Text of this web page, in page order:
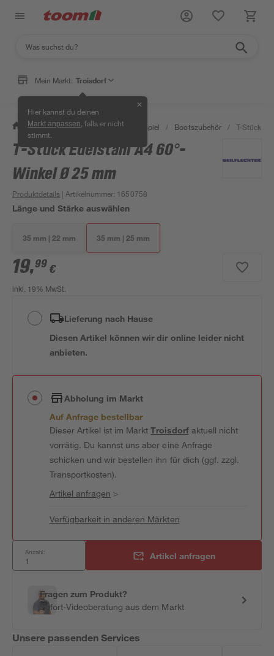
Mein Markt: Troisdorf
Hier kannst du deinen
Markt anpassen , falls er nicht
stimmt.
✕
/ Garten & Freizeit / Outdoor & Spiel / Bootszubehör / T-Stück
T-Stück Edelstahl A4 60°-
Winkel Ø 25 mm
Produktdetails | Artikelnummer: 1650758
Länge und Stärke auswählen
35 mm | 22 mm 35 mm | 25 mm
19,99 €
inkl. 19% MwSt.
Lieferung nach Hause
Diesen Artikel können wir dir online leider nicht
anbieten.
Abholung im Markt
Auf Anfrage bestellbar
Dieser Artikel ist im MarktTroisdorfaktuell nicht
vorrätig. Du kannst uns aber eine Anfrage
schicken und wir bestellen ihn für dich (ggf. zzgl.
Transportkosten).
Artikel anfragen >
Verfügbarkeit in anderen Märkten
Anzahl: Artikel anfragen
Fragen zum Produkt?
Sofort-Videoberatung aus dem Markt
Unsere passenden Services